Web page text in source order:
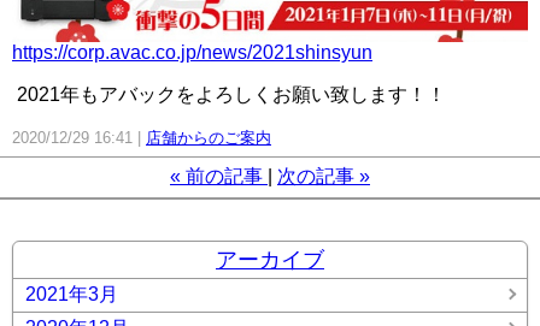
https://corp.avac.co.jp/news/2021shinsyun
2021年もアバックをよろしくお願い致します！！
2020/12/29 16:41 店舗からのご案内
« 前の記事 次の記事 »
アーカイブ
2021年3月